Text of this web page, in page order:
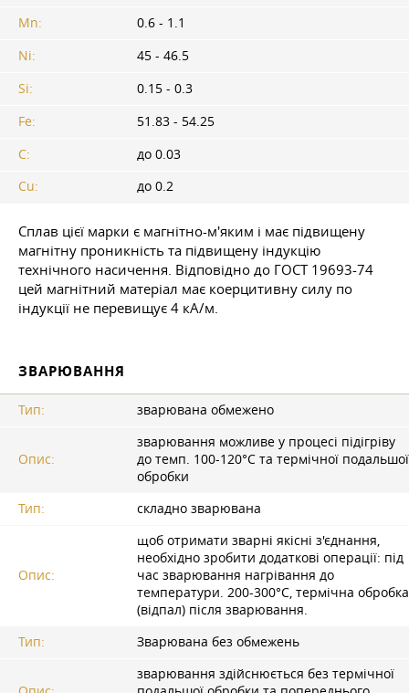
Mn:
0.6 - 1.1
Ni:
45 - 46.5
Si:
0.15 - 0.3
Fe:
51.83 - 54.25
C:
до 0.03
Cu:
до 0.2
Сплав цієї марки є магнітно-м'яким і має підвищену
магнітну проникність та підвищену індукцію
технічного насичення. Відповідно до ГОСТ19693-74
цей магнітний матеріал має коерцитивну силу по
індукції не перевищує 4 кА/м.
ЗВАРЮВАННЯ
Тип: зварювана обмежено
Опис:
зварювання можливе у процесі підігріву
до темп. 100-120°C та термічної подальшої
обробки
Тип:
складно зварювана
Опис:
щоб отримати зварні якісні з'єднання,
необхідно зробити додаткові операції: під
час зварювання нагрівання до
температури. 200-300°C, термічна обробка
(відпал) після зварювання.
Тип:
Зварювана без обмежень
зварювання здійснюється без термічної